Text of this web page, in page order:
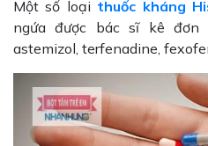
Một số loại thuốc kháng
ngứa được bác sĩ kê đơn
astemizol, terfenadine,